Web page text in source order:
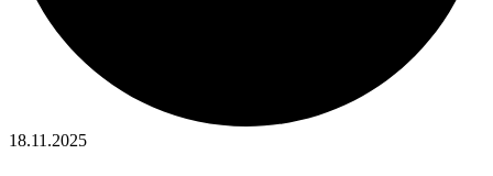
18.11.2025